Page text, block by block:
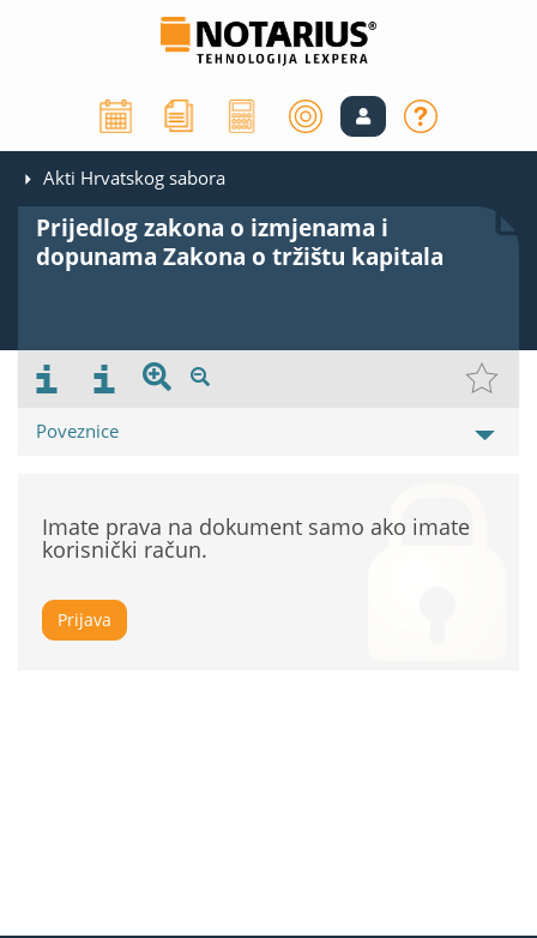
Akti Hrvatskog sabora
Prijedlog zakona o izmjenama i
dopunama Zakona o tržištu kapitala
Poveznice
Imate prava na dokument samo ako imate
korisnički račun.
Prijava